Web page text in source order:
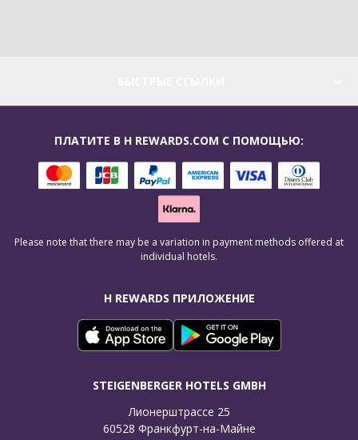
H REWARDS ПРИЛОЖЕНИЕ
STEIGENBERGER HOTELS GMBH
Лионерштрассе 25
60528 Франкфурт-на-Майне
ПЛАТИТЕ В H REWARDS.COM С ПОМОЩЬЮ:
Please note that there may be a variation in payment methods offered at
individual hotels.